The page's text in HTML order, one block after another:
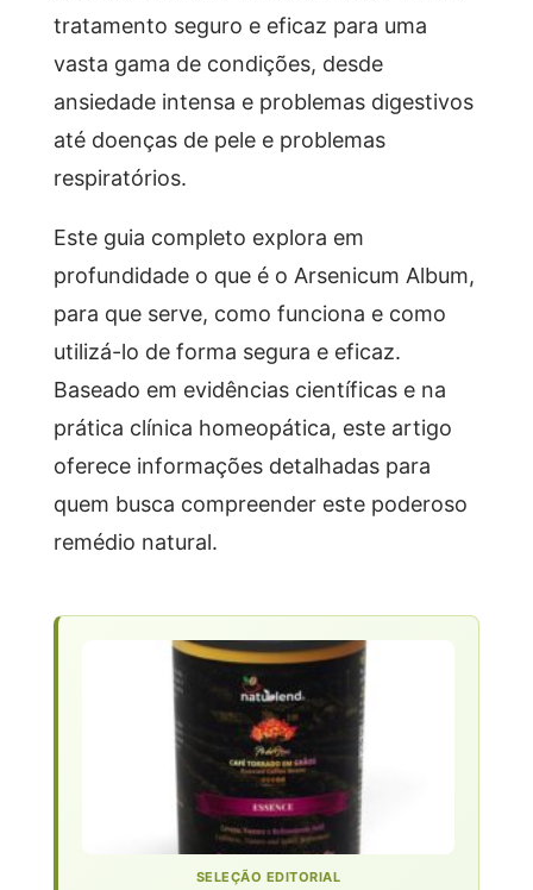
tratamento seguro e eficaz para uma
vasta gama de condições, desde
ansiedade intensa e problemas digestivos
até doenças de pele e problemas
respiratórios.
Este guia completo explora em
profundidade o que é o Arsenicum Album,
para que serve, como funciona e como
utilizá-lo de forma segura e eficaz.
Baseado em evidências científicas e na
prática clínica homeopática, este artigo
oferece informações detalhadas para
quem busca compreender este poderoso
remédio natural.
SELEÇÃO EDITORIAL